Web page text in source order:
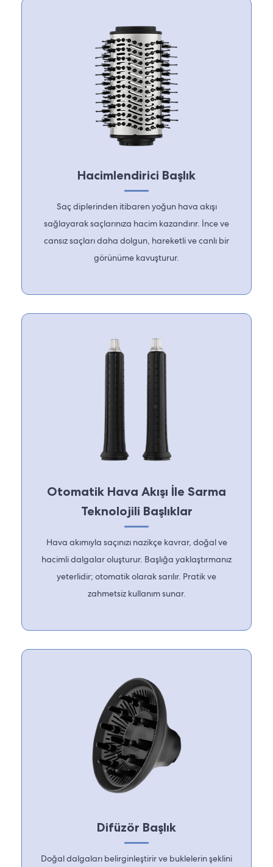
Hacimlendirici Başlık
Saç diplerinden itibaren yoğun hava akışı
sağlayarak saçlarınıza hacim kazandırır. İnce ve
cansız saçları daha dolgun, hareketli ve canlı bir
görünüme kavuşturur.
Otomatik Hava Akışı İle Sarma
Teknolojili Başlıklar
Hava akımıyla saçınızı nazikçe kavrar, doğal ve
hacimli dalgalar oluşturur. Başlığa yaklaştırmanız
yeterlidir; otomatik olarak sarılır. Pratik ve
zahmetsiz kullanım sunar.
Difüzör Başlık
Doğal dalgaları belirginleştirir ve buklelerin şeklini